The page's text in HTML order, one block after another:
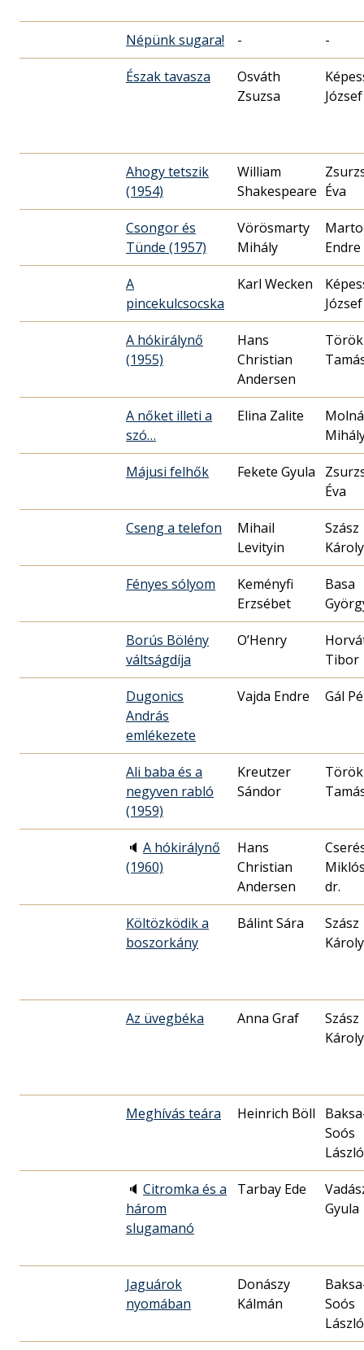
Népünk sugara! - -
Észak tavasza
Osváth
Zsuzsa
József
Ahogy tetszik
(1954)
William
Shakespeare Éva
Csongor és
Tünde (1957)
Vörösmarty
Mihály
Endre
A
pincekulcsocska
Karl Wecken
József
A hókirálynő
(1955)
Hans
Christian
Andersen
Török
A nőket illeti a
szó…
Elina Zalite
Májusi felhők Fekete Gyula
Éva
Cseng a telefon
Mihail
Levityin
Szász
Károly
Fényes sólyom
Keményfi
Erzsébet
Basa
Borús Bölény
váltságdíja
O’Henry
Dugonics
András
emlékezete
Vajda Endre Gál
Ali baba és a
negyven rabló
(1959)
Kreutzer
Sándor
Török
🔈 A hókirálynő
(1960)
Hans
Christian
Andersen
dr.
Költözködik a
boszorkány
Bálint Sára
Szász
Károly
Az üvegbéka Anna Graf
Szász
Károly
Meghívás teára Heinrich Böll
Soós
László
🔈 Citromka és a
három
slugamanó
Tarbay Ede
Gyula
Jaguárok
nyomában
Donászy
Kálmán
Soós
László